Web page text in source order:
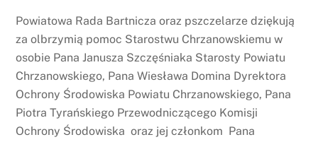
Powiatowa Rada Bartnicza oraz pszczelarze dziękują
za olbrzymią pomoc Starostwu Chrzanowskiemu w
osobie Pana Janusza Szczęśniaka Starosty Powiatu
Chrzanowskiego, Pana Wiesława Domina Dyrektora
Ochrony Środowiska Powiatu Chrzanowskiego, Pana
Piotra Tyrańskiego Przewodniczącego Komisji
Ochrony Środowiska oraz jej członkom Pana